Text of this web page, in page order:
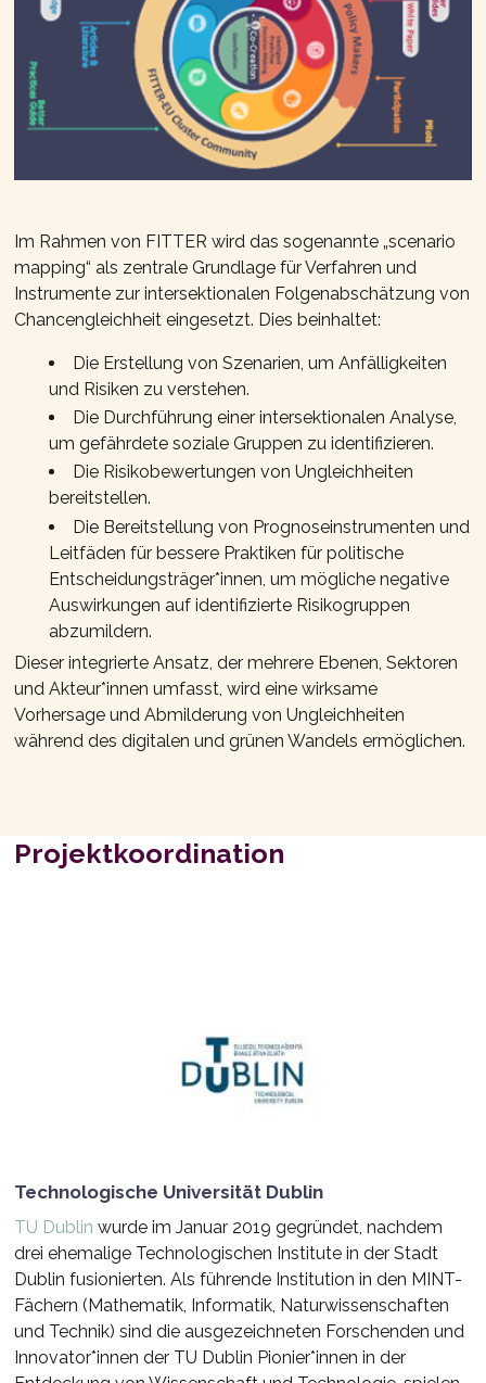
Im Rahmen von FITTER wird das sogenannte „scenario
mapping“ als zentrale Grundlage für Verfahren und
Instrumente zur intersektionalen Folgenabschätzung von
Chancengleichheit eingesetzt. Dies beinhaltet:
Die Erstellung von Szenarien, um Anfälligkeiten
und Risiken zu verstehen.
Die Durchführung einer intersektionalen Analyse,
um gefährdete soziale Gruppen zu identifizieren.
Die Risikobewertungen von Ungleichheiten
bereitstellen.
Die Bereitstellung von Prognoseinstrumenten und
Leitfäden für bessere Praktiken für politische
Entscheidungsträger*innen, um mögliche negative
Auswirkungen auf identifizierte Risikogruppen
abzumildern.
Dieser integrierte Ansatz, der mehrere Ebenen, Sektoren
und Akteur*innen umfasst, wird eine wirksame
Vorhersage und Abmilderung von Ungleichheiten
während des digitalen und grünen Wandels ermöglichen.
Projektkoordination
Technologische Universität Dublin
TU Dublin wurde im Januar 2019 gegründet, nachdem
drei ehemalige Technologischen Institute in der Stadt
Dublin fusionierten. Als führende Institution in den MINT-
Fächern (Mathematik, Informatik, Naturwissenschaften
und Technik) sind die ausgezeichneten Forschenden und
Innovator*innen der TU Dublin Pionier*innen in der